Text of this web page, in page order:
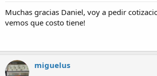
Muchas gracias Daniel, voy a pedir
vemos que costo tiene!
miguelus